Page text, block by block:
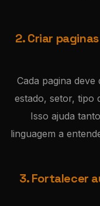
2. Criar
Cada pagina
estado, setor, tipo
Isso ajuda
linguagem a
3. Fortalecer